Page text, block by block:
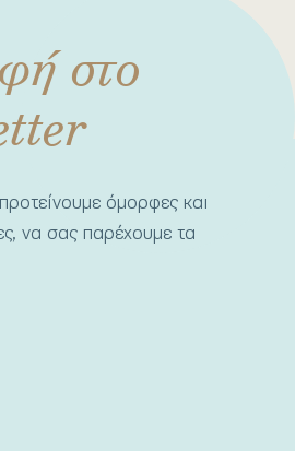
στο
όμορφες και
να σας παρέχουμε τα